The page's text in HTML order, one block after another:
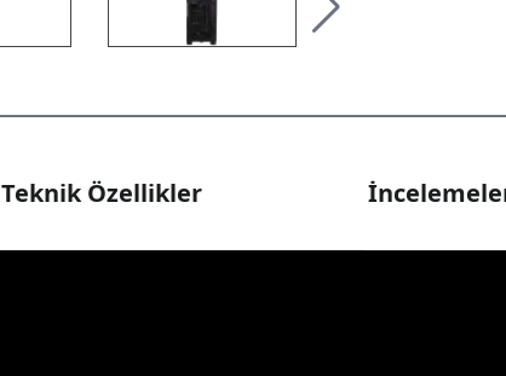
Teknik Özellikler